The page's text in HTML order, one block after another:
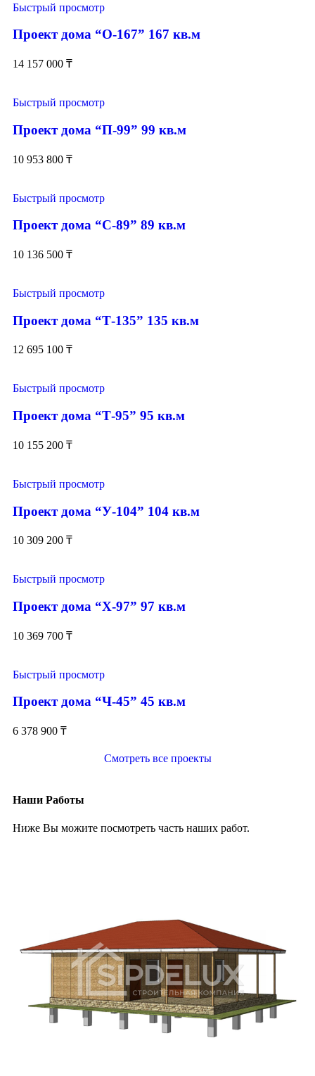
Быстрый просмотр
Проект дома “О-167” 167 кв.м
14 157 000 ₸
Быстрый просмотр
Проект дома “П-99” 99 кв.м
10 953 800 ₸
Быстрый просмотр
Проект дома “С-89” 89 кв.м
10 136 500 ₸
Быстрый просмотр
Проект дома “Т-135” 135 кв.м
12 695 100 ₸
Быстрый просмотр
Проект дома “Т-95” 95 кв.м
10 155 200 ₸
Быстрый просмотр
Проект дома “У-104” 104 кв.м
10 309 200 ₸
Быстрый просмотр
Проект дома “Х-97” 97 кв.м
10 369 700 ₸
Быстрый просмотр
Проект дома “Ч-45” 45 кв.м
6 378 900 ₸
Смотреть все проекты
Наши Работы
Ниже Вы можите посмотреть часть наших работ.